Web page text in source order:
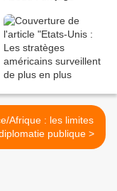
Afrique : les limites
de la diplomatie publique >